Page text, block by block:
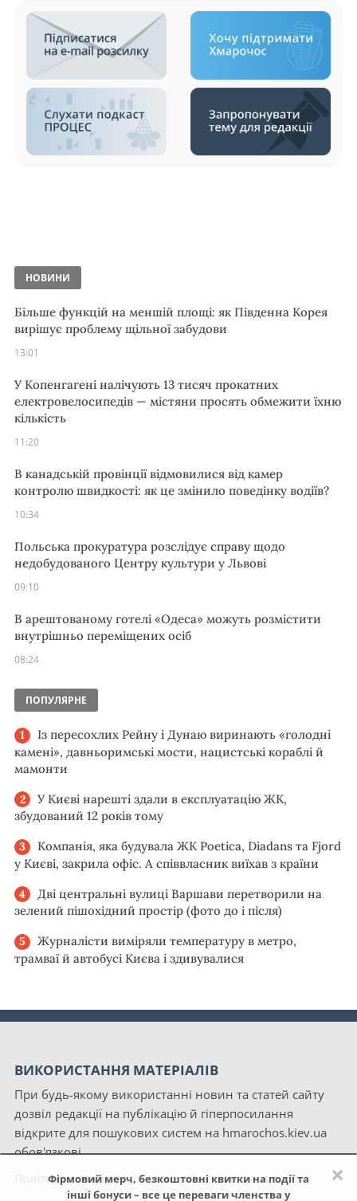
×
Фірмовий мерч, безкоштовні квитки на події та
інші бонуси – все це переваги членства у
НОВИНИ
Більше функцій на меншій площі: як Південна Корея
вирішує проблему щільної забудови
13:01
У Копенгагені налічують 13 тисяч прокатних
електровелосипедів — містяни просять обмежити їхню
кількість
11:20
В канадській провінції відмовилися від камер
контролю швидкості: як це змінило поведінку водіїв?
10:34
Польська прокуратура розслідує справу щодо
недобудованого Центру культури у Львові
09:10
В арештованому готелі «Одеса» можуть розмістити
внутрішньо переміщених осіб
08:24
ПОПУЛЯРНЕ
Із пересохлих Рейну і Дунаю виринають «голодні
камені», давньоримські мости, нацистські кораблі й
мамонти
У Києві нарешті здали в експлуатацію ЖК,
збудований 12 років тому
Компанія, яка будувала ЖК Poetica, Diadans та Fjord
у Києві, закрила офіс. А співвласник виїхав з країни
Дві центральні вулиці Варшави перетворили на
зелений пішохідний простір (фото до і після)
Журналісти виміряли температуру в метро,
трамваї й автобусі Києва і здивувалися
ВИКОРИСТАННЯ МАТЕРІАЛІВ
При будь-якому використанні новин та статей сайту
дозвіл редакції на публікацію й гіперпосилання
відкрите для пошукових систем на hmarochos.kiev.ua
обов'язкові.
Політика конфіденційності сайту «Хмарочос»